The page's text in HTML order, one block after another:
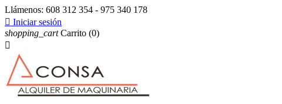
Llámenos: 608 312 354 - 975 340 178
 Iniciar sesión
shopping_cart Carrito (0)
